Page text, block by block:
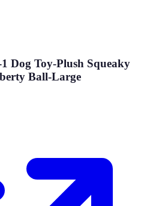
Dog Toy-Plush Squeaky
Ball-Large